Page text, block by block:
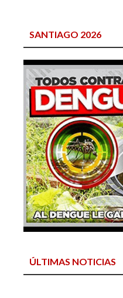
SANTIAGO 2026
ÚLTIMAS NOTICIAS